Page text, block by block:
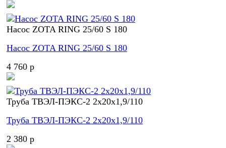
Насос ZOTA RING 25/60 S 180
Насос ZOTA RING 25/60 S 180
4 760 p
Труба ТВЭЛ-ПЭКС-2 2x20x1,9/110
Труба ТВЭЛ-ПЭКС-2 2x20x1,9/110
2 380 p